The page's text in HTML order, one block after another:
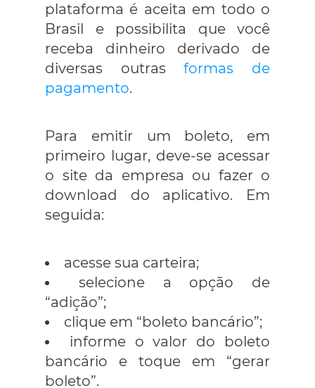
plataforma é aceita em todo o
Brasil e possibilita que você
receba dinheiro derivado de
diversas outrasformas de
pagamento.
Para emitir um boleto, em
primeiro lugar, deve-se acessar
o site da empresa ou fazer o
download do aplicativo. Em
seguida:
acesse sua carteira;
selecione a opção de
“adição”;
clique em “boleto bancário”;
informe o valor do boleto
bancário e toque em “gerar
boleto”.